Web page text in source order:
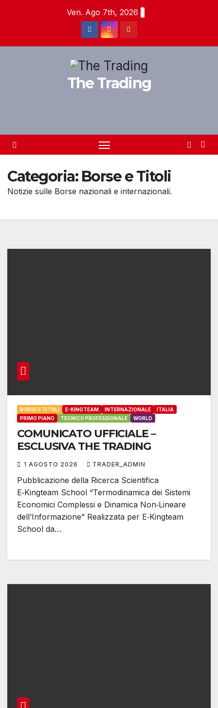
Ven. Ago 7th, 2026
The Trading
Categoria: Borse e Titoli
Notizie sulle Borse nazionali e internazionali.
BORSE E TITOLI E-KINGTEAM INTERNAZIONALE
ITALIA
PRIMO PIANO
TECNICO PROFESSIONALE WORLD
COMUNICATO UFFICIALE –
ESCLUSIVA THE TRADING
1 AGOSTO 2026 TRADER_ADMIN
Pubblicazione della Ricerca Scientifica
E‑Kingteam School “Termodinamica dei Sistemi
Economici Complessi e Dinamica Non‑Lineare
dell’Informazione” Realizzata per E‑Kingteam
School da…